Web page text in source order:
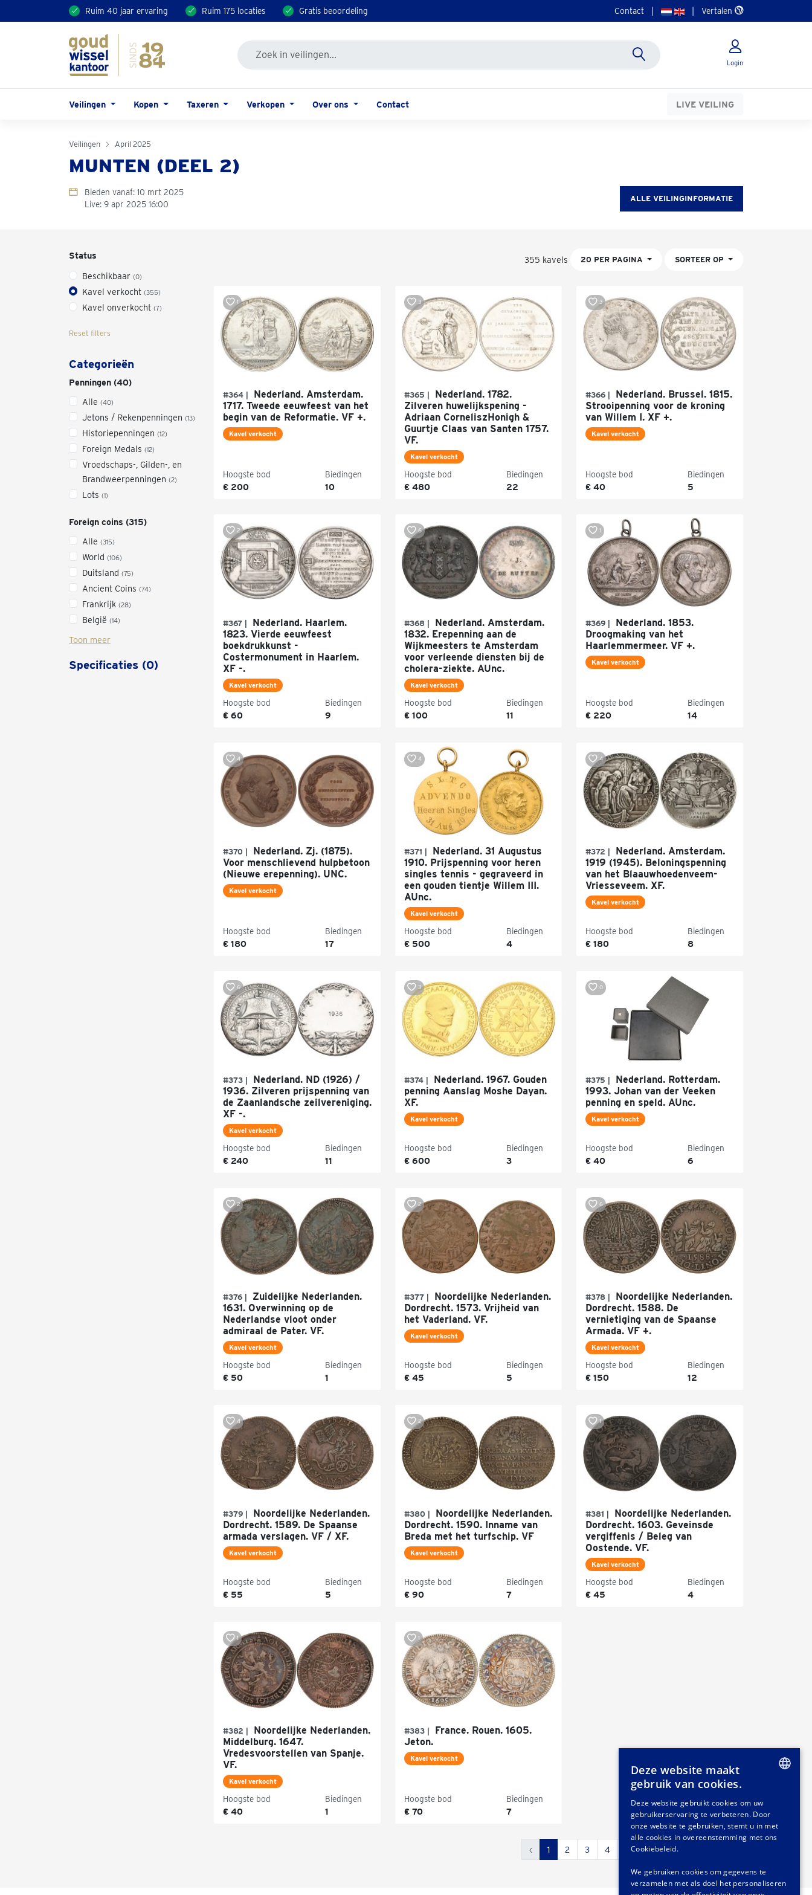
Ruim 40 jaar ervaring Ruim 175 locaties Gratis beoordeling Contact Vertalen
Login
Veilingen Kopen Taxeren Verkopen Over ons Contact LIVE VEILING
Veilingen April 2025
MUNTEN (DEEL 2)
Bieden vanaf: 10 mrt 2025
Live: 9 apr 2025 16:00
ALLE VEILINGINFORMATIE
Status
Beschikbaar (0)
Kavel verkocht (355)
Kavel onverkocht (7)
Reset filters
Categorieën
Penningen (40)
Alle (40)
Jetons / Rekenpenningen (13)
Historiepenningen (12)
Foreign Medals (12)
Vroedschaps-, Gilden-, en
Brandweerpenningen (2)
Lots (1)
Foreign coins (315)
Alle (315)
World (106)
Duitsland (75)
Ancient Coins (74)
Frankrijk (28)
België (14)
Toon meer
Specificaties (0)
355 kavels 20 PER PAGINA SORTEER OP
#364 |
Nederland. Amsterdam.
1717. Tweede eeuwfeest van het
begin van de Reformatie. VF +.
Kavel verkocht
Hoogste bod
€ 200
Biedingen
10
1
#365 |
Nederland. 1782.
Zilveren huwelijkspening -
Adriaan CorneliszHonigh &
Guurtje Claas van Santen 1757.
VF.
Kavel verkocht
Hoogste bod
€ 480
Biedingen
22
3
#366 |
Nederland. Brussel. 1815.
Strooipenning voor de kroning
van Willem I. XF +.
Kavel verkocht
Hoogste bod
€ 40
Biedingen
5
3
#367 |
Nederland. Haarlem.
1823. Vierde eeuwfeest
boekdrukkunst -
Costermonument in Haarlem.
XF -.
Kavel verkocht
Hoogste bod
€ 60
Biedingen
9
2
#368 |
Nederland. Amsterdam.
1832. Erepenning aan de
Wijkmeesters te Amsterdam
voor verleende diensten bij de
cholera-ziekte. AUnc.
Kavel verkocht
Hoogste bod
€ 100
Biedingen
11
6
#369 |
Nederland. 1853.
Droogmaking van het
Haarlemmermeer. VF +.
Kavel verkocht
Hoogste bod
€ 220
Biedingen
14
1
#370 |
Nederland. Zj. (1875).
Voor menschlievend hulpbetoon
(Nieuwe erepenning). UNC.
Kavel verkocht
Hoogste bod
€ 180
Biedingen
17
4
#371 |
Nederland. 31 Augustus
1910. Prijspenning voor heren
singles tennis - gegraveerd in
een gouden tientje Willem III.
AUnc.
Kavel verkocht
Hoogste bod
€ 500
Biedingen
4
4
#372 |
Nederland. Amsterdam.
1919 (1945). Beloningspenning
van het Blaauwhoedenveem-
Vriesseveem. XF.
Kavel verkocht
Hoogste bod
€ 180
Biedingen
8
4
#373 |
Nederland. ND (1926) /
1936. Zilveren prijspenning van
de Zaanlandsche zeilvereniging.
XF -.
Kavel verkocht
Hoogste bod
€ 240
Biedingen
11
6
#374 |
Nederland. 1967. Gouden
penning Aanslag Moshe Dayan.
XF.
Kavel verkocht
Hoogste bod
€ 600
Biedingen
3
3
#375 |
Nederland. Rotterdam.
1993. Johan van der Veeken
penning en speld. AUnc.
Kavel verkocht
Hoogste bod
€ 40
Biedingen
6
0
#376 |
Zuidelijke Nederlanden.
1631. Overwinning op de
Nederlandse vloot onder
admiraal de Pater. VF.
Kavel verkocht
Hoogste bod
€ 50
Biedingen
1
2
#377 |
Noordelijke Nederlanden.
Dordrecht. 1573. Vrijheid van
het Vaderland. VF.
Kavel verkocht
Hoogste bod
€ 45
Biedingen
5
2
#378 |
Noordelijke Nederlanden.
Dordrecht. 1588. De
vernietiging van de Spaanse
Armada. VF +.
Kavel verkocht
Hoogste bod
€ 150
Biedingen
12
6
#379 |
Noordelijke Nederlanden.
Dordrecht. 1589. De Spaanse
armada verslagen. VF / XF.
Kavel verkocht
Hoogste bod
€ 55
Biedingen
5
4
#380 |
Noordelijke Nederlanden.
Dordrecht. 1590. Inname van
Breda met het turfschip. VF
Kavel verkocht
Hoogste bod
€ 90
Biedingen
7
2
#381 |
Noordelijke Nederlanden.
Dordrecht. 1603. Geveinsde
vergiffenis / Beleg van
Oostende. VF.
Kavel verkocht
Hoogste bod
€ 45
Biedingen
4
1
#382 |
Noordelijke Nederlanden.
Middelburg. 1647.
Vredesvoorstellen van Spanje.
VF.
Kavel verkocht
Hoogste bod
€ 40
Biedingen
1
1
#383 |
France. Rouen. 1605.
Jeton.
Kavel verkocht
Hoogste bod
€ 70
Biedingen
7
1
‹ 1 2 3 4 6 ...
GERMAN
FRENCH
Deze website maakt
gebruik van cookies.
Deze website gebruikt cookies om uw
gebruikerservaring te verbeteren. Door
onze website te gebruiken, stemt u in met
alle cookies in overeenstemming met ons
Cookiebeleid.
We gebruiken cookies om gegevens te
verzamelen met als doel het personaliseren